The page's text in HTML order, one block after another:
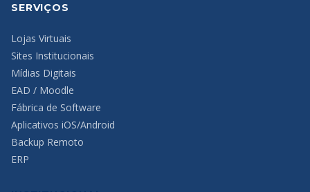
SERVIÇOS
Lojas Virtuais
Sites Institucionais
Mídias Digitais
EAD / Moodle
Fábrica de Software
Aplicativos iOS/Android
Backup Remoto
ERP